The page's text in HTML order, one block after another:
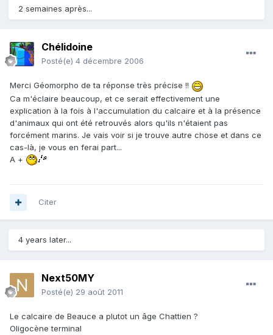
2 semaines après...
Chélidoine
Posté(e) 4 décembre 2006
Merci Géomorpho de ta réponse très précise !!
Ca m'éclaire beaucoup, et ce serait effectivement une
explication à la fois à l'accumulation du calcaire et à la présence
d'animaux qui ont été retrouvés alors qu'ils n'étaient pas
forcément marins. Je vais voir si je trouve autre chose et dans ce
cas-là, je vous en ferai part...
A +
Citer
4 years later...
Next50MY
Posté(e) 29 août 2011
Le calcaire de Beauce a plutot un âge Chattien ?
Oligocène terminal